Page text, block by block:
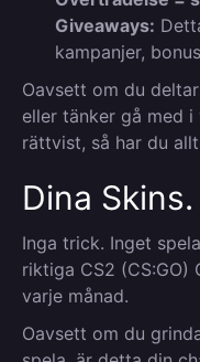
Giveaways:
kampanjer,
Oavsett om du
eller tänker gå med
rättvist, så har du
Dina
Inga trick. Inget
riktiga CS2 (CS:GO)
varje månad.
Oavsett om du